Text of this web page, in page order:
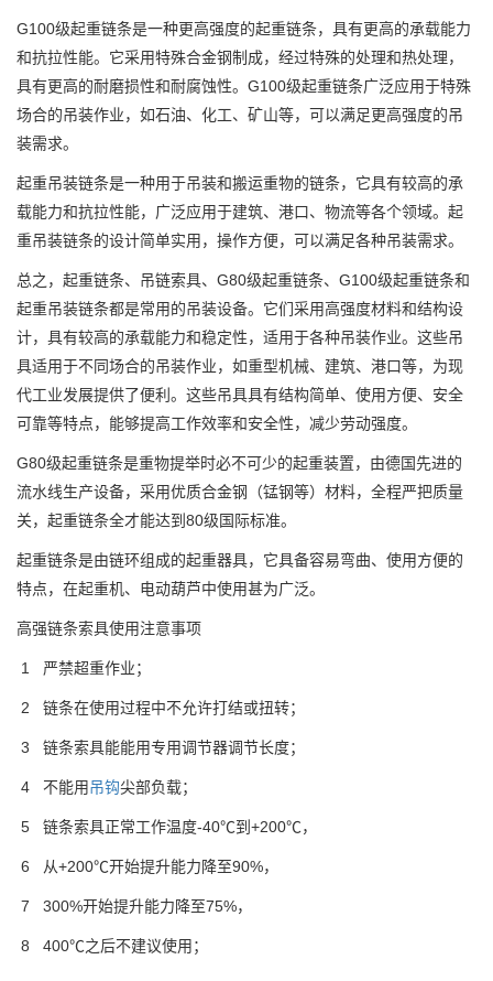
G100级起重链条是一种更高强度的起重链条，具有更高的承载能力
和抗拉性能。它采用特殊合金钢制成，经过特殊的处理和热处理，
具有更高的耐磨损性和耐腐蚀性。G100级起重链条广泛应用于特殊
场合的吊装作业，如石油、化工、矿山等，可以满足更高强度的吊
装需求。
起重吊装链条是一种用于吊装和搬运重物的链条，它具有较高的承
载能力和抗拉性能，广泛应用于建筑、港口、物流等各个领域。起
重吊装链条的设计简单实用，操作方便，可以满足各种吊装需求。
总之，起重链条、吊链索具、G80级起重链条、G100级起重链条和
起重吊装链条都是常用的吊装设备。它们采用高强度材料和结构设
计，具有较高的承载能力和稳定性，适用于各种吊装作业。这些吊
具适用于不同场合的吊装作业，如重型机械、建筑、港口等，为现
代工业发展提供了便利。这些吊具具有结构简单、使用方便、安全
可靠等特点，能够提高工作效率和安全性，减少劳动强度。
G80级起重链条是重物提举时必不可少的起重装置，由德国先进的
流水线生产设备，采用优质合金钢（锰钢等）材料，全程严把质量
关，起重链条全才能达到80级国际标准。
起重链条是由链环组成的起重器具，它具备容易弯曲、使用方便的
特点，在起重机、电动葫芦中使用甚为广泛。
高强链条索具使用注意事项
1 严禁超重作业；
2 链条在使用过程中不允许打结或扭转；
3 链条索具能能用专用调节器调节长度；
4 不能用吊钩尖部负载；
5 链条索具正常工作温度-40℃到+200℃，
6 从+200℃开始提升能力降至90%，
7 300%开始提升能力降至75%，
8 400℃之后不建议使用；